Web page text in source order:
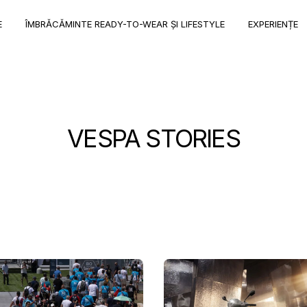
ÎMBRĂCĂMINTE READY-TO-WEAR ȘI LIFESTYLE EXPERIENȚE
EXPERIENȚE
STORE
DE
GAMA DE VEHICULE
VESPA STORIES